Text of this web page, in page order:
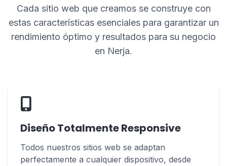
Cada sitio web que creamos se construye con
estas características esenciales para garantizar un
rendimiento óptimo y resultados para su negocio
en Nerja.
Diseño Totalmente Responsive
Todos nuestros sitios web se adaptan
perfectamente a cualquier dispositivo, desde